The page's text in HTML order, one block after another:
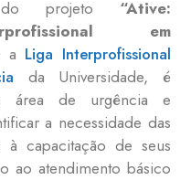
do projeto “Ative:
em
a Liga Interprofissional
da Universidade, é
área de urgência e
a necessidade das
à capacitação de seus
ao atendimento básico